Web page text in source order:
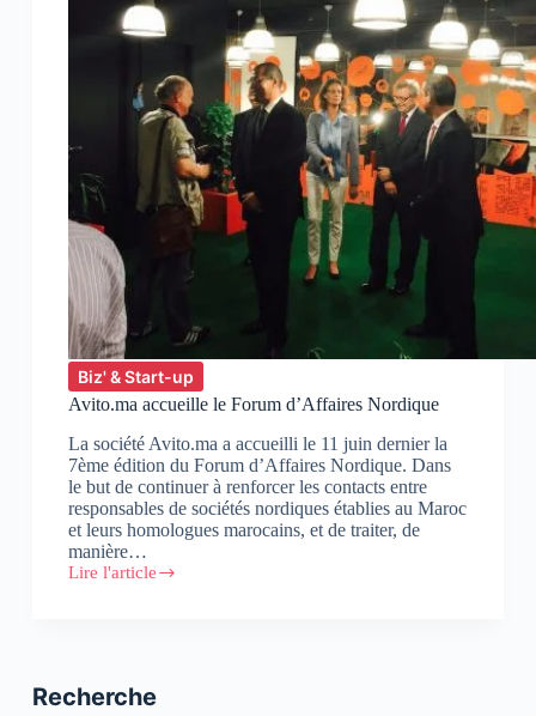
Biz' & Start-up
Avito.ma accueille le Forum d’Affaires Nordique
La société Avito.ma a accueilli le 11 juin dernier la
7ème édition du Forum d’Affaires Nordique. Dans
le but de continuer à renforcer les contacts entre
responsables de sociétés nordiques établies au Maroc
et leurs homologues marocains, et de traiter, de
manière…
Lire l'article
Avito.ma
Recherche